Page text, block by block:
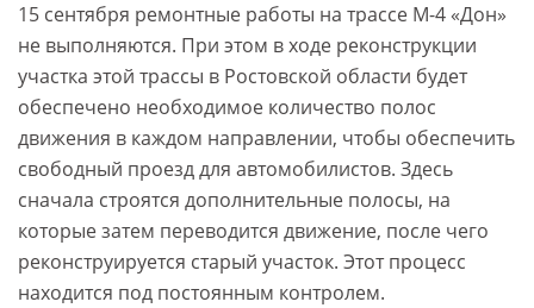
15 сентября ремонтные работы на трассе М-4 «Дон»
не выполняются. При этом в ходе реконструкции
участка этой трассы в Ростовской области будет
обеспечено необходимое количество полос
движения в каждом направлении, чтобы обеспечить
свободный проезд для автомобилистов. Здесь
сначала строятся дополнительные полосы, на
которые затем переводится движение, после чего
реконструируется старый участок. Этот процесс
находится под постоянным контролем.